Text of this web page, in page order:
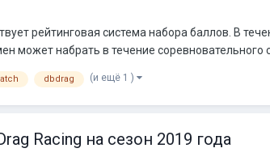
рейтинговая система набора баллов. В
может набрать в течение соревновательного
dbdrag (и ещё 1 )
Racing на сезон 2019 года